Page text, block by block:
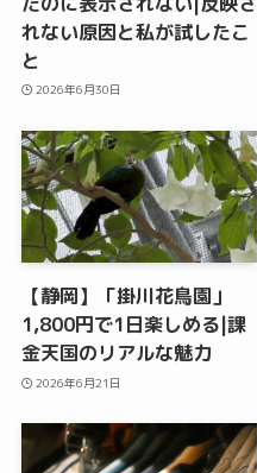
れない原因と私が試したこ
と
2026年6月30日
【静岡】「掛川花鳥園」
1,800円で1日楽しめる|課
金天国のリアルな魅力
2026年6月21日